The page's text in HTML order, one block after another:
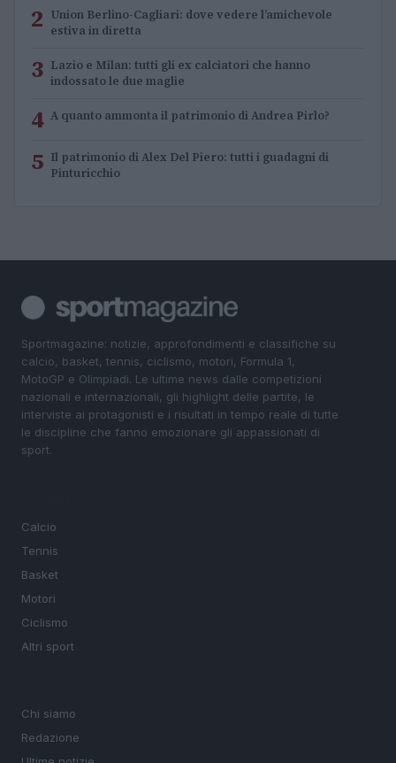
2 Union Berlino-Cagliari: dove vedere l’amichevole
estiva in diretta
3 Lazio e Milan: tutti gli ex calciatori che hanno
indossato le due maglie
4 A quanto ammonta il patrimonio di Andrea Pirlo?
5 Il patrimonio di Alex Del Piero: tutti i guadagni di
Pinturicchio
Sportmagazine: notizie, approfondimenti e classifiche su
calcio, basket, tennis, ciclismo, motori, Formula 1,
MotoGP e Olimpiadi. Le ultime news dalle competizioni
nazionali e internazionali, gli highlight delle partite, le
interviste ai protagonisti e i risultati in tempo reale di tutte
le discipline che fanno emozionare gli appassionati di
sport.
Calcio
Tennis
Basket
Motori
Ciclismo
Altri sport
Chi siamo
Redazione